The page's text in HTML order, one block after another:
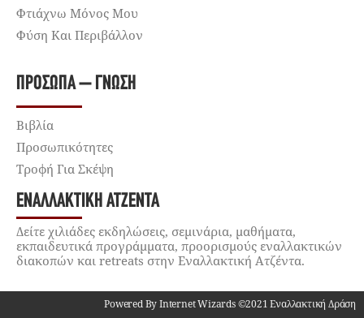
Φτιάχνω Μόνος Μου
Φύση Και Περιβάλλον
ΠΡΌΣΩΠΑ – ΓΝΏΣΗ
Βιβλία
Προσωπικότητες
Τροφή Για Σκέψη
ΕΝΑΛΛΑΚΤΙΚΉ ΑΤΖΈΝΤΑ
Δείτε χιλιάδες εκδηλώσεις, σεμινάρια, μαθήματα,
εκπαιδευτικά προγράμματα, προορισμούς εναλλακτικών
διακοπών και retreats στην Εναλλακτική Ατζέντα.
Powered By Internet Wizards ©2021 Εναλλακτική Δράση